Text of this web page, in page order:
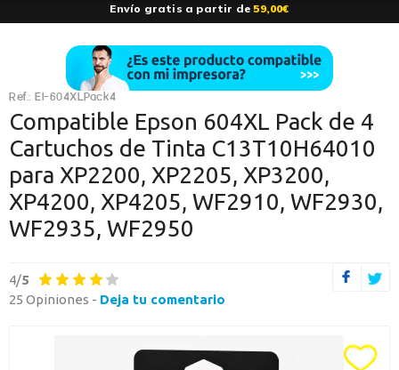
entrar
Continuar con Google
Continuar con PayPal
Nueva cuenta
rápidamente, revisar el estado de tus pedidos y consultar
Envío gratis a partir de 59,00€
Ref.: EI-604XLPack4
Compatible Epson 604XL Pack de 4
Cartuchos de Tinta C13T10H64010
para XP2200, XP2205, XP3200,
XP4200, XP4205, WF2910, WF2930,
WF2935, WF2950
4/5
25 Opiniones - Deja tu comentario